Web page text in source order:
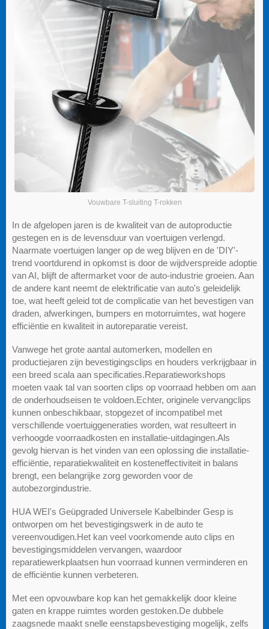
Vouwbare T-sluiting T-rokken
In de afgelopen jaren is de kwaliteit van de autoproductie
gestegen en is de levensduur van voertuigen verlengd.
Naarmate voertuigen langer op de weg blijven en de 'DIY'-
trend voortdurend in opkomst is door de wijdverspreide adoptie
van AI, blijft de aftermarket voor de auto-industrie groeien. Aan
de andere kant neemt de elektrificatie van auto's geleidelijk
toe, wat heeft geleid tot de complicatie van het bevestigen van
draden, afwerkingen, bumpers en motorruimtes, wat hogere
efficiëntie en kwaliteit in autoreparatie vereist.
Vanwege het grote aantal automerken, modellen en
productiejaren zijn bevestigingsclips en houders verkrijgbaar in
een breed scala aan specificaties.Reparatieworkshops
moeten vaak tal van soorten clips op voorraad hebben om aan
de onderhoudseisen te voldoen.Echter, originele vervangclips
kunnen onbeschikbaar, stopgezet of incompatibel met
verschillende voertuiggeneraties worden, wat resulteert in
verhoogde voorraadkosten en installatie-uitdagingen.Als
gevolg hiervan is het vinden van een oplossing die installatie-
efficiëntie, reparatiekwaliteit en kosteneffectiviteit in balans
brengt, een belangrijke zorg geworden voor de
autobezorgindustrie.
HUA WEI's Geüpgraded Universele Kabelbinder Gesp is
ontworpen om het bevestigingswerk in de auto te
vereenvoudigen.Het kan veel voorkomende auto clips en
bevestigingsmiddelen vervangen, waardoor
reparatiewerkplaatsen hun voorraad kunnen verminderen en
de efficiëntie kunnen verbeteren.
Met een opvouwbare kop kan het gemakkelijk door kleine
gaten en krappe ruimtes worden gestoken.De dubbele
zaagsnede maakt snelle eenstapsbevestiging mogelijk, zelfs